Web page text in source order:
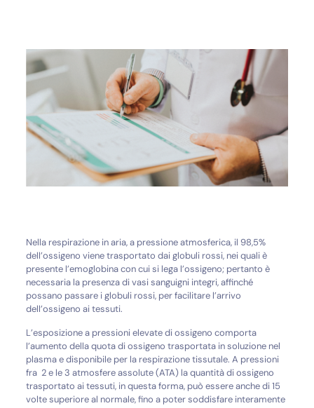
Nella respirazione in aria, a pressione atmosferica, il 98,5%
dell’ossigeno viene trasportato dai globuli rossi, nei quali è
presente l’emoglobina con cui si lega l’ossigeno; pertanto è
necessaria la presenza di vasi sanguigni integri, affinché
possano passare i globuli rossi, per facilitare l’arrivo
dell’ossigeno ai tessuti.
L’esposizione a pressioni elevate di ossigeno comporta
l’aumento della quota di ossigeno trasportata in soluzione nel
plasma e disponibile per la respirazione tissutale. A pressioni
fra 2 e le 3 atmosfere assolute (ATA) la quantità di ossigeno
trasportato ai tessuti, in questa forma, può essere anche di 15
volte superiore al normale, fino a poter soddisfare interamente